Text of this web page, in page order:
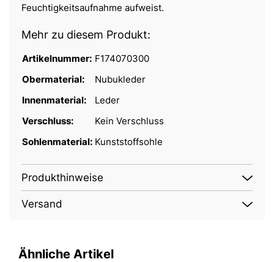
Feuchtigkeitsaufnahme aufweist.
Mehr zu diesem Produkt:
Artikelnummer: F174070300
Obermaterial:
Nubukleder
Innenmaterial:
Leder
Verschluss:
Kein Verschluss
Sohlenmaterial: Kunststoffsohle
Produkthinweise
Versand
Ähnliche Artikel